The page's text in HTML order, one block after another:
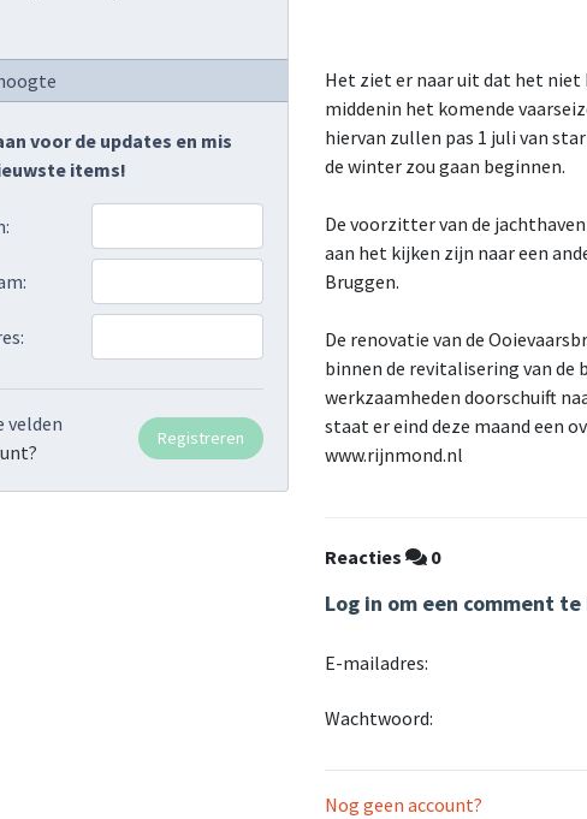
voor de updates en mis
items!
velden
Het ziet er naar uit dat het
middenin het komende
hiervan zullen pas 1 juli van
de winter zou gaan beginnen.
De voorzitter van de
aan het kijken zijn naar een
Bruggen.
De renovatie van de
binnen de revitalisering van de
werkzaamheden doorschuift
staat er eind deze maand een
www.rijnmond.nl
Reacties 0
Log in om een comment
E-mailadres:
Wachtwoord:
Nog geen account?